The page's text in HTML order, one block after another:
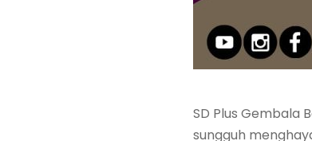
SD Plus Gembala
sungguh